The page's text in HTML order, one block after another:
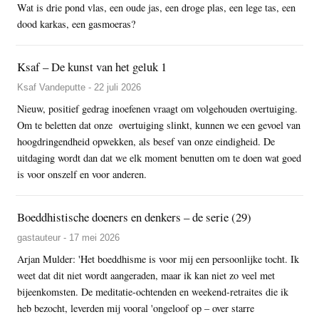
Wat is drie pond vlas, een oude jas, een droge plas, een lege tas, een
dood karkas, een gasmoeras?
Ksaf – De kunst van het geluk 1
Ksaf Vandeputte - 22 juli 2026
Nieuw, positief gedrag inoefenen vraagt om volgehouden overtuiging.
Om te beletten dat onze overtuiging slinkt, kunnen we een gevoel van
hoogdringendheid opwekken, als besef van onze eindigheid. De
uitdaging wordt dan dat we elk moment benutten om te doen wat goed
is voor onszelf en voor anderen.
Boeddhistische doeners en denkers – de serie (29)
gastauteur - 17 mei 2026
Arjan Mulder: 'Het boeddhisme is voor mij een persoonlijke tocht. Ik
weet dat dit niet wordt aangeraden, maar ik kan niet zo veel met
bijeenkomsten. De meditatie-ochtenden en weekend-retraites die ik
heb bezocht, leverden mij vooral 'ongeloof op – over starre